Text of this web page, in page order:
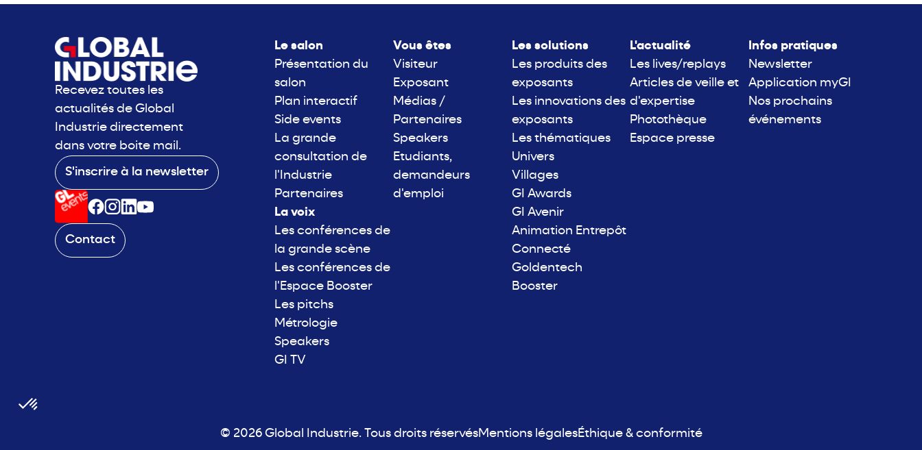
Recevez toutes les
actualités de Global
Industrie directement
dans votre boite mail.
S'inscrire à la newsletter
Contact
Le salon
Présentation du
salon
Plan interactif
Side events
La grande
consultation de
l'Industrie
Partenaires
La voix
Les conférences de
la grande scène
Les conférences de
l'Espace Booster
Les pitchs
Métrologie
Speakers
GI TV
Vous êtes
Visiteur
Exposant
Médias /
Partenaires
Speakers
Etudiants,
demandeurs
d'emploi
Les solutions
Les produits des
exposants
Les innovations des
exposants
Les thématiques
Univers
Villages
GI Awards
GI Avenir
Animation Entrepôt
Connecté
Goldentech
Booster
L'actualité
Les lives/replays
Articles de veille et
d'expertise
Photothèque
Espace presse
Infos pratiques
Newsletter
Application myGI
Nos prochains
événements
© 2026 Global Industrie. Tous droits réservésMentions légalesÉthique & conformité